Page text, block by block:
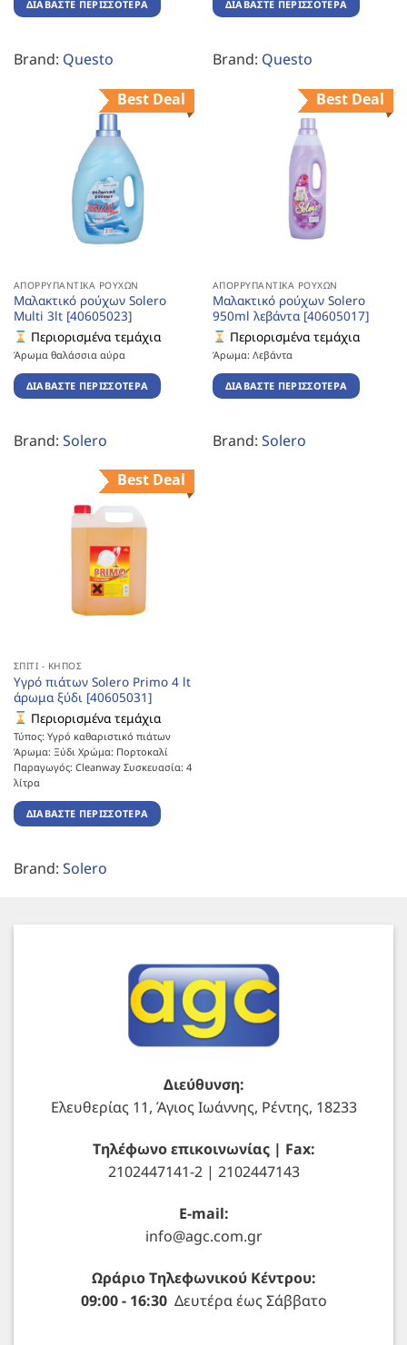
ΔΙΑΒΆΣΤΕ ΠΕΡΙΣΣΌΤΕΡΑ
Brand: Questo
ΔΙΑΒΆΣΤΕ ΠΕΡΙΣΣΌΤΕΡΑ
Brand: Questo
Best Deal
ΑΠΟΡΡΥΠΑΝΤΙΚΆ ΡΟΎΧΩΝ
Μαλακτικό ρούχων Solero
Multi 3lt [40605023]
Περιορισμένα τεμάχια
Άρωμα θαλάσσια αύρα
ΔΙΑΒΆΣΤΕ ΠΕΡΙΣΣΌΤΕΡΑ
Brand: Solero
Best Deal
ΑΠΟΡΡΥΠΑΝΤΙΚΆ ΡΟΎΧΩΝ
Μαλακτικό ρούχων Solero
950ml λεβάντα [40605017]
Περιορισμένα τεμάχια
Άρωμα: Λεβάντα
ΔΙΑΒΆΣΤΕ ΠΕΡΙΣΣΌΤΕΡΑ
Brand: Solero
Best Deal
ΣΠΊΤΙ - ΚΉΠΟΣ
Υγρό πιάτων Solero Primo 4 lt
άρωμα ξύδι [40605031]
Περιορισμένα τεμάχια
Τύπος: Υγρό καθαριστικό πιάτων
Άρωμα: Ξύδι Χρώμα: Πορτοκαλί
Παραγωγός: Cleanway Συσκευασία: 4
λίτρα
ΔΙΑΒΆΣΤΕ ΠΕΡΙΣΣΌΤΕΡΑ
Brand: Solero
Διεύθυνση:
Ελευθερίας 11, Άγιος Ιωάννης, Ρέντης, 18233
Τηλέφωνο επικοινωνίας | Fax:
2102447141-2 | 2102447143
E-mail:
info@agc.com.gr
Ωράριο Τηλεφωνικού Κέντρου:
09:00 - 16:30Δευτέρα έως Σάββατο